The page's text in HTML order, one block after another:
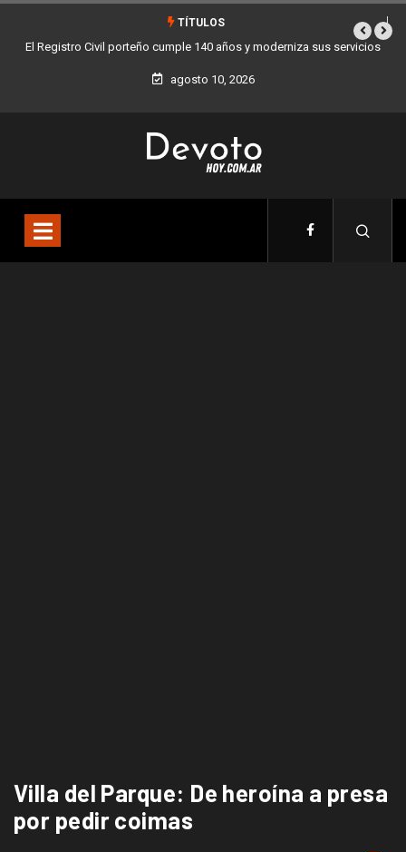
TÍTULOS
y moderniza sus servicios
Buenos Aires sumó 12 nuevos Bares Notables y
agosto 10, 2026
Villa del Parque: De heroína a presa
por pedir coimas